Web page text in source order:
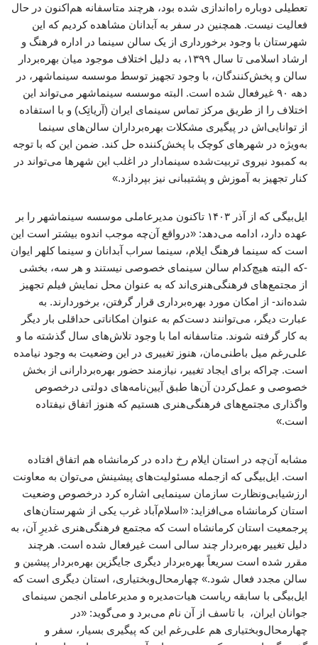
تعطیلی دوباره راه‌اندازی شده بود، هرچند متاسفانه هم‌اکنون در حال
فعالیت نیست. همچنین در سفر به آبدانان مشاهده کردیم که این
شهرستان با وجود برخورداری از یک سالن سینما در اداره فرهنگ و
ارشاد اسلامی تا سال ۱۳۹۹، به دلیل اختلاف موجود میان بهره‌بردار
سالن و پخش‌کنندگان، با وجود تجهیز توسط موسسه سینماشهر، در
دهه ۹۰ غیرفعال شده است. البته موسسه سینماشهر می‌تواند این
اختلاف را از طریق مرکز تماس سینمای ایران (آریاتِک) و با استفاده
از توانایی‌اش در پیگیری مشکلات بهره‌برداران سالن‌های سینما
به‌ویژه در شهرهای کوچک با پ‍خش‌کننده حل کند. ضمن این که با توجه
به کمبود نیروی تربیت‌شده سینمادار در اغلب این شهرها می‌تواند در
کنار تجهیز به آموزش و پشتیبانی نیز بپردازد.»
ایل‌بیگی که از آذر ۱۴۰۳ تاکنون مدیرعاملی موسسه سینماشهر را بر
عهده دارد، ادامه می‌دهد: «درواقع آن‌چه موجب اندوه بیشتر است این
است که سینما فرهنگ ایلام، سینما سراب آبدانان و سینما کلهر ایوان
-که البته هیچ‌کدام سالن سینمای خصوصی نیستند و هر سه، بخشی
از مجتمع‌های فرهنگی‌هنری‌اند که به عنوان محل نمایش فیلم تجهیز
شده‌اند- از امکان مورد بهره‌برداری قرار گرفتن، برخوردارند. به
عبارت دیگر، می‌توانند دست‌کم به عنوان امکاناتی حداقلی بار دیگر
به کار گرفته شوند. متاسفانه اما با وجود تلاش‌های سال گذشته ما و
علی‌رغم میل باطنی‌مان، هنوز تغییری در این وضعیت به وجود نیامده
است. چراکه برای ایجاد تغییر، نیازمند حضور بهره‌بردارانی از بخش‌
خصوصی و عمل‌کردن آن‌ها طبق آیین‌نامه‌های دولتی درخصوص
واگذاری مجتمع‌های فرهنگی‌هنری هستیم که هنوز اتفاق نیفتاده
است.»
مشابه آن‌چه در استان ایلام رخ داده در کرمانشاه هم اتفاق افتاده
است. ایل‌بیگی که ازجمله مسئولیت‌های پیشینش می‌توان به معاونت
ارزشیابی‌ونظارت سازمان سینمایی اشاره کرد درخصوص وضعیت
استان کرمانشاه می‌افزاید: «اسلام‌آباد غرب یکی از شهرستان‌های
پرجمعیت استان کرمانشاه است که مجتمع فرهنگی‌هنری غدیرِ آن، به
دلیل تغییر بهره‌بردار چند سالی است غیرفعال شده است. هرچند
مقرر شده است سریعاً بهره‌بردار دیگری جایگزین بهره‌بردار پیشین و
سالن مجدد فعال شود.» چهارمحال‌وبختیاری، استان دیگری است که
ایل‌بیگی با سابقه ریاست هیات‌مدیره و مدیرعاملی انجمن سینمای
جوانان ایران، با تاسف از آن نام می‌برد و می‌گوید: «در
چهارمحال‌وبختیاری هم علی‌رغم این که پیگیری بسیار، سفر و